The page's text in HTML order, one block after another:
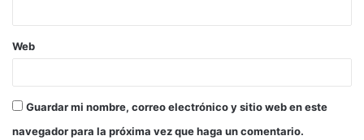
Web
Guardar mi nombre, correo electrónico y sitio web en este
navegador para la próxima vez que haga un comentario.